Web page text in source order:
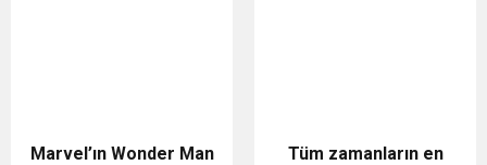
Marvel’ın Wonder Man
Tüm zamanların en